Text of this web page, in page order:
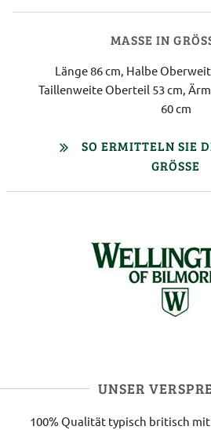
MASSE IN GRÖSSE
Länge 86 cm, Halbe
Taillenweite Oberteil 53 cm,
60 cm
SO ERMITTELN SIE
GRÖSSE
UNSER
100% Qualität typisch britisch